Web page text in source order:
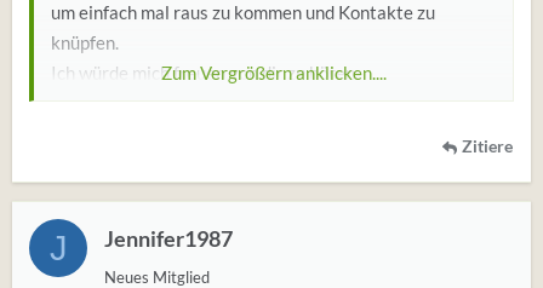
um einfach mal raus zu kommen und Kontakte zu
knüpfen.
Ich würde mich freuen von dir zu hören.
schöne grüße kristin
Zum Vergrößern anklicken....
Zitiere
J Jennifer1987
Neues Mitglied